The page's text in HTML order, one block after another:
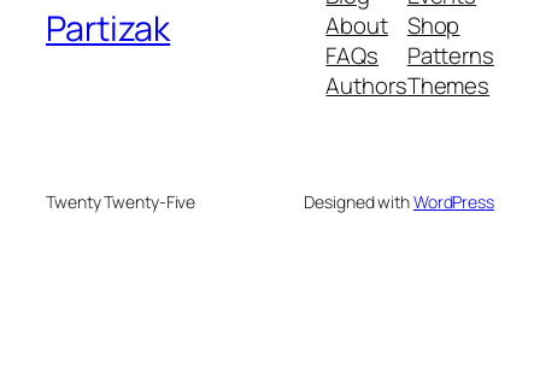
Partizak
About
FAQs
Authors
Shop
Patterns
Themes
Twenty Twenty-Five Designed withWordPress